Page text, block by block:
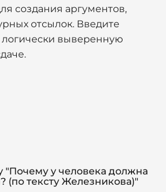
создания аргументов,
отсылок. Введите
логически выверенную
"Почему у человека должна
(по тексту Железникова)"